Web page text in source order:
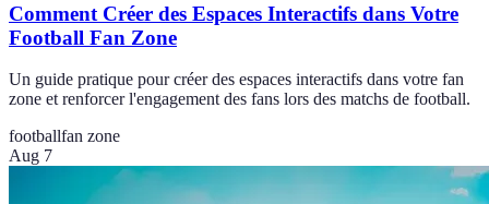
Comment Créer des Espaces Interactifs dans Votre
Football Fan Zone
Un guide pratique pour créer des espaces interactifs dans votre fan
zone et renforcer l'engagement des fans lors des matchs de football.
footballfan zone
Aug 7